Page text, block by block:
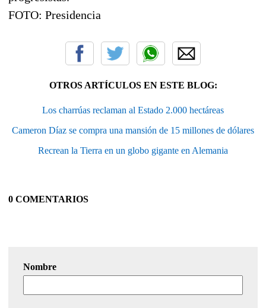
FOTO: Presidencia
OTROS ARTÍCULOS EN ESTE BLOG:
Los charrúas reclaman al Estado 2.000 hectáreas
Cameron Díaz se compra una mansión de 15 millones de dólares
Recrean la Tierra en un globo gigante en Alemania
0 COMENTARIOS
Nombre